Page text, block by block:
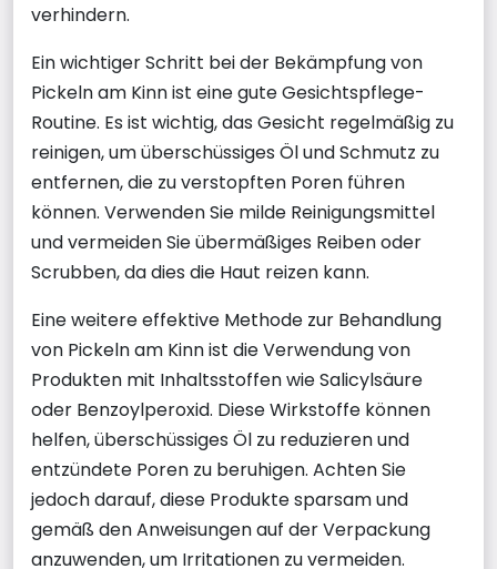
verhindern.
Ein wichtiger Schritt bei der Bekämpfung von
Pickeln am Kinn ist eine gute Gesichtspflege-
Routine. Es ist wichtig, das Gesicht regelmäßig zu
reinigen, um überschüssiges Öl und Schmutz zu
entfernen, die zu verstopften Poren führen
können. Verwenden Sie milde Reinigungsmittel
und vermeiden Sie übermäßiges Reiben oder
Scrubben, da dies die Haut reizen kann.
Eine weitere effektive Methode zur Behandlung
von Pickeln am Kinn ist die Verwendung von
Produkten mit Inhaltsstoffen wie Salicylsäure
oder Benzoylperoxid. Diese Wirkstoffe können
helfen, überschüssiges Öl zu reduzieren und
entzündete Poren zu beruhigen. Achten Sie
jedoch darauf, diese Produkte sparsam und
gemäß den Anweisungen auf der Verpackung
anzuwenden, um Irritationen zu vermeiden.